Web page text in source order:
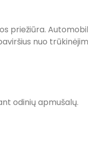
priežiūra.
nuo
odinių apmušalų.